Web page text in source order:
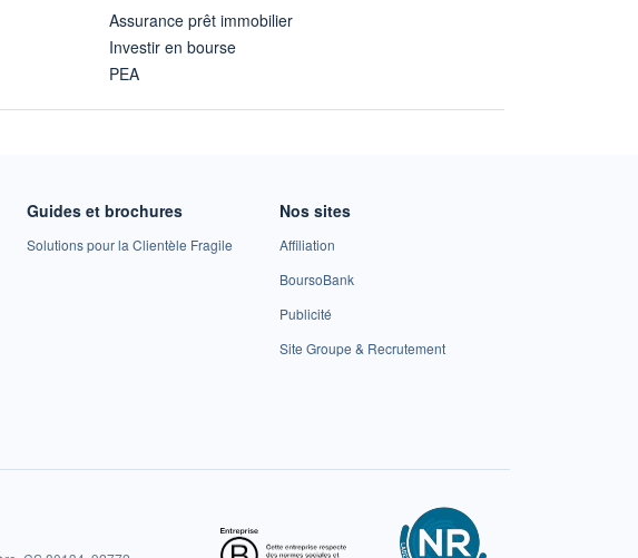
Assurance prêt immobilier
Investir en bourse
PEA
Guides et brochures
Solutions pour la Clientèle Fragile
Nos sites
Affiliation
BoursoBank
Publicité
Site Groupe & Recrutement